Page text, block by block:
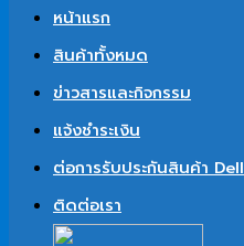
หน้าแรก
สินค้าทั้งหมด
ข่าวสารและกิจกรรม
แจ้งชำระเงิน
ต่อการรับประกันสินค้า Dell
ติดต่อเรา